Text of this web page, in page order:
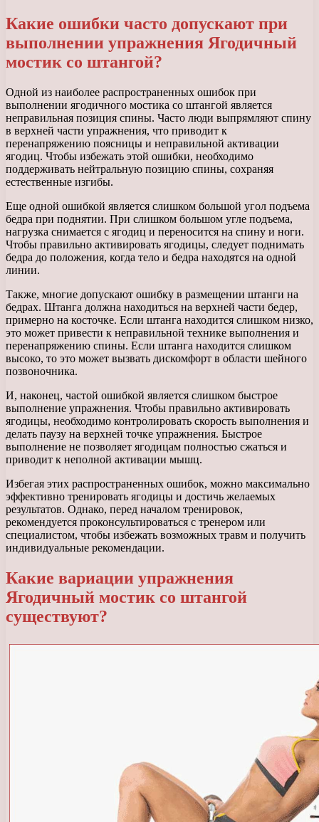
Какие ошибки часто допускают при
выполнении упражнения Ягодичный
мостик со штангой?
Одной из наиболее распространенных ошибок при
выполнении ягодичного мостика со штангой является
неправильная позиция спины. Часто люди выпрямляют спину
в верхней части упражнения, что приводит к
перенапряжению поясницы и неправильной активации
ягодиц. Чтобы избежать этой ошибки, необходимо
поддерживать нейтральную позицию спины, сохраняя
естественные изгибы.
Еще одной ошибкой является слишком большой угол подъема
бедра при поднятии. При слишком большом угле подъема,
нагрузка снимается с ягодиц и переносится на спину и ноги.
Чтобы правильно активировать ягодицы, следует поднимать
бедра до положения, когда тело и бедра находятся на одной
линии.
Также, многие допускают ошибку в размещении штанги на
бедрах. Штанга должна находиться на верхней части бедер,
примерно на косточке. Если штанга находится слишком низко,
это может привести к неправильной технике выполнения и
перенапряжению спины. Если штанга находится слишком
высоко, то это может вызвать дискомфорт в области шейного
позвоночника.
И, наконец, частой ошибкой является слишком быстрое
выполнение упражнения. Чтобы правильно активировать
ягодицы, необходимо контролировать скорость выполнения и
делать паузу на верхней точке упражнения. Быстрое
выполнение не позволяет ягодицам полностью сжаться и
приводит к неполной активации мышц.
Избегая этих распространенных ошибок, можно максимально
эффективно тренировать ягодицы и достичь желаемых
результатов. Однако, перед началом тренировок,
рекомендуется проконсультироваться с тренером или
специалистом, чтобы избежать возможных травм и получить
индивидуальные рекомендации.
Какие вариации упражнения
Ягодичный мостик со штангой
существуют?